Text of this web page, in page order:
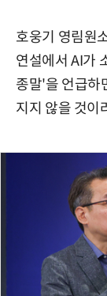
호웅기 영림원
연설에서 AI가
종말'을 언급하
지지 않을 것이